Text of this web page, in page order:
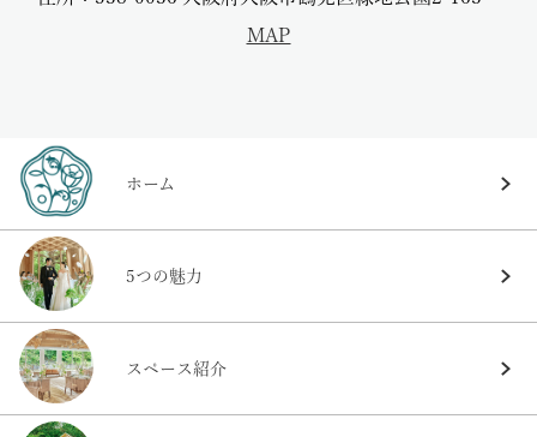
MAP
ホーム
5つの魅力
スペース紹介